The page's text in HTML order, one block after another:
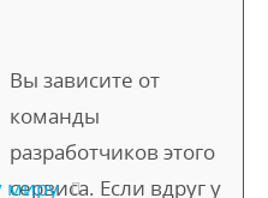
миру
Вы зависите от
команды
разработчиков этого
сервиса. Если вдруг у